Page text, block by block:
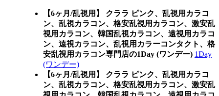
【6ヶ月/乱視用】 クララ ピンク、乱視用カラコ
ン、乱視カラコン、格安乱視用カラコン、激安乱
視用カラコン、韓国乱視カラコン、遠視用カラコ
ン、遠視カラコン、乱視用カラーコンタクト、格
安乱視用カラコン専門店の1Day (ワンデー) 1Day
(ワンデー)
【6ヶ月/乱視用】 クララ ピンク、乱視用カラコ
ン、乱視カラコン、格安乱視用カラコン、激安乱